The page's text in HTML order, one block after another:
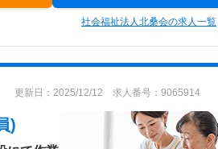
社会福祉法人北桑会の求人一覧
更新日：2025/12/12 求人番号：9065914
)